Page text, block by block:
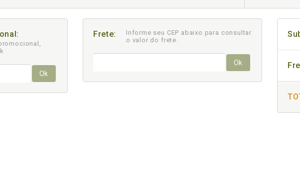
Ok
Frete:
Informe seu CEP abaixo para consultar
o valor do frete.
Ok